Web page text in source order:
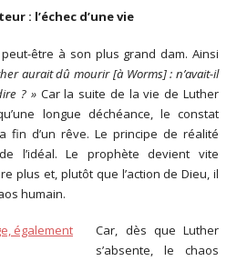
: l’échec d’une vie
être à son plus grand dam. Ainsi
aurait dû mourir [à Worms] : n’avait-il
? »Car la suite de la vie de Luther
longue déchéance, le constat
fin d’un rêve. Le principe de réalité
l’idéal. Le prophète devient vite
plus et, plutôt que l’action de Dieu, il
humain.
Car, dès que Luther
s’absente, le chaos